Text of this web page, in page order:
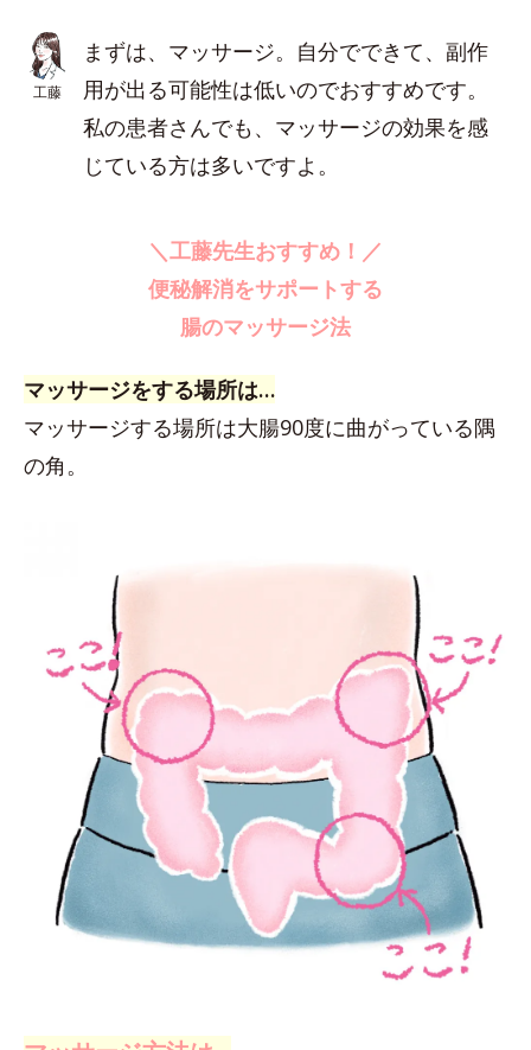
工藤
まずは、マッサージ。自分でできて、副作
用が出る可能性は低いのでおすすめです。
私の患者さんでも、マッサージの効果を感
じている方は多いですよ。
＼工藤先生おすすめ！／
便秘解消をサポートする
腸のマッサージ法
マッサージをする場所は…
マッサージする場所は大腸90度に曲がっている隅
の角。